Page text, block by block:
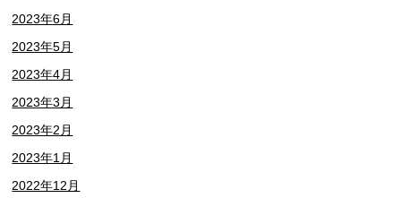
2023年6月
2023年5月
2023年4月
2023年3月
2023年2月
2023年1月
2022年12月